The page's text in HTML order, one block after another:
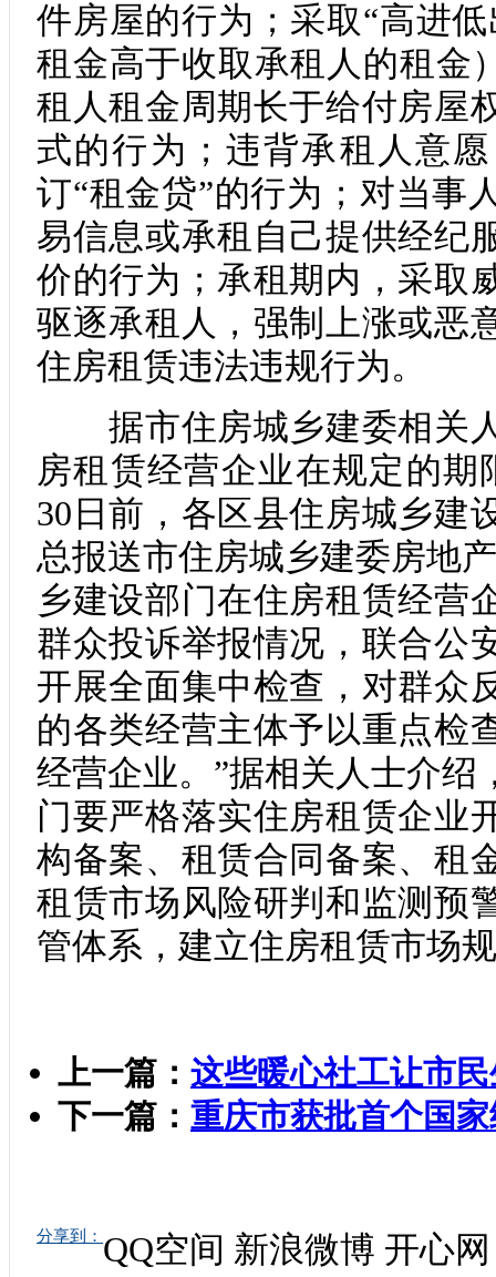
件房屋的行为；采取“高进
租金高于收取承租人的租金
租人租金周期长于给付房屋
式的行为；违背承租人意
订“租金贷”的行为；对当事
易信息或承租自己提供经纪
价的行为；承租期内，采取
驱逐承租人，强制上涨或恶
住房租赁违法违规行为。
据市住房城乡建委相关
房租赁经营企业在规定的
30日前，各区县住房城乡建
总报送市住房城乡建委房地
乡建设部门在住房租赁经营
群众投诉举报情况，联合公
开展全面集中检查，对群众
的各类经营主体予以重点检
经营企业。”据相关人士介绍
门要严格落实住房租赁企业
构备案、租赁合同备案、租
租赁市场风险研判和监测预
管体系，建立住房租赁市场
上一篇： 这些暖心社工让市
下一篇： 重庆市获批首个国
分享到： QQ空间 新浪微博 开心网